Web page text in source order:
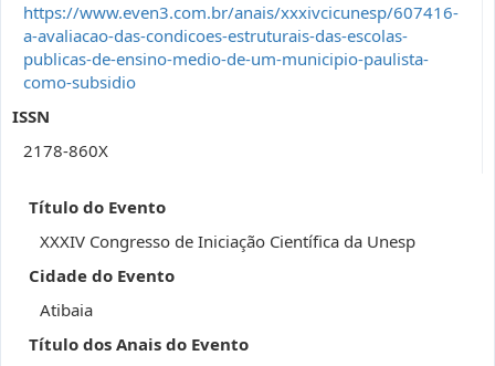
https://www.even3.com.br/anais/xxxivcicunesp/607416-
a-avaliacao-das-condicoes-estruturais-das-escolas-
publicas-de-ensino-medio-de-um-municipio-paulista-
como-subsidio
ISSN
2178-860X
Título do Evento
XXXIV Congresso de Iniciação Científica da Unesp
Cidade do Evento
Atibaia
Título dos Anais do Evento